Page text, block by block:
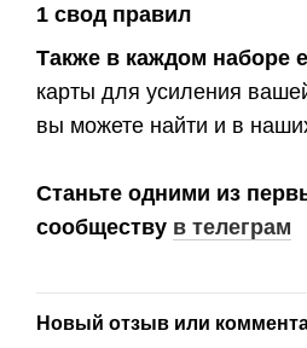
1 свод правил
Также в каждом наборе
карты для усиления
вы можете найти и в
Станьте одними из
сообществу в телеграм
Новый отзыв или